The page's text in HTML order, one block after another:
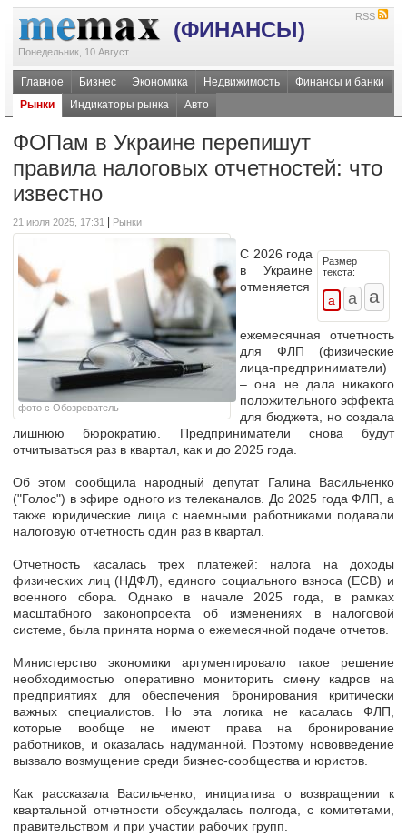
(ФИНАНСЫ)
Понедельник, 10 Август
RSS
Главное Бизнес Экономика Недвижимость
Финансы и банки
Рынки
Индикаторы рынка Авто
ФОПам в Украине перепишут
правила налоговых отчетностей: что
известно
21 июля 2025, 17:31 Рынки
фото с Обозреватель
Размер
текста:
С 2026 года
в Украине
отменяется
ежемесячная отчетность
для ФЛП (физические
лица-предприниматели)
– она не дала никакого
положительного эффекта
для бюджета, но создала
лишнюю бюрократию. Предприниматели снова будут
отчитываться раз в квартал, как и до 2025 года.
Об этом сообщила народный депутат Галина Васильченко
("Голос") в эфире одного из телеканалов. До 2025 года ФЛП, а
также юридические лица с наемными работниками подавали
налоговую отчетность один раз в квартал.
Отчетность касалась трех платежей: налога на доходы
физических лиц (НДФЛ), единого социального взноса (ЕСВ) и
военного сбора. Однако в начале 2025 года, в рамках
масштабного законопроекта об изменениях в налоговой
системе, была принята норма о ежемесячной подаче отчетов.
Министерство экономики аргументировало такое решение
необходимостью оперативномониторить смену кадров на
предприятиях для обеспечения бронирования критически
важных специалистов. Но эта логика не касалась ФЛП,
которые вообще не имеют права на бронирование
работников, и оказалась надуманной. Поэтому нововведение
вызвало возмущение среди бизнес-сообщества и юристов.
Как рассказала Васильченко, инициатива о возвращении к
квартальной отчетности обсуждалась полгода, с комитетами,
правительством и при участии рабочих групп.